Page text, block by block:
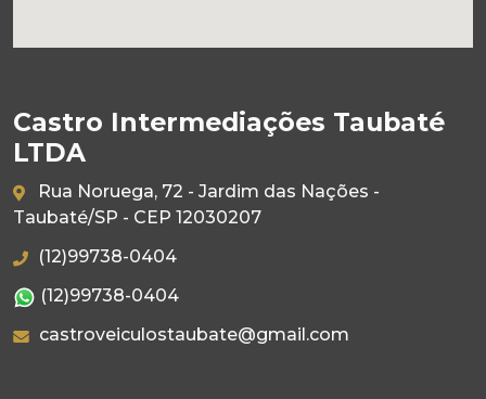
Castro Intermediações Taubaté
LTDA
Rua Noruega, 72 - Jardim das Nações -
Taubaté/SP - CEP 12030207
(12)99738-0404
(12)99738-0404
castroveiculostaubate@gmail.com